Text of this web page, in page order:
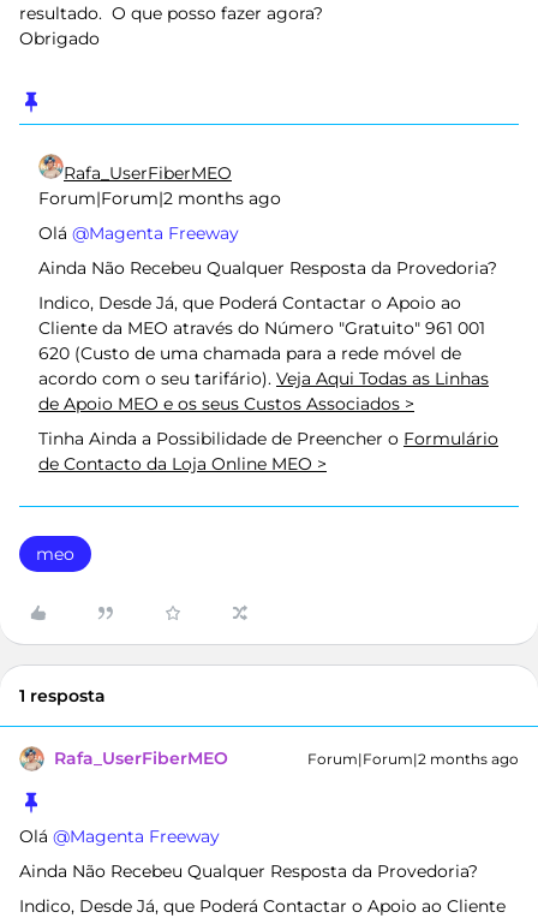
resultado. O que posso fazer agora?
Obrigado
Rafa_UserFiberMEO
Forum|Forum|2 months ago
Olá ​ @Magenta Freeway
Ainda Não Recebeu Qualquer Resposta da Provedoria?
Indico, Desde Já, que Poderá Contactar o Apoio ao
Cliente da MEO através do Número "Gratuito" 961 001
620 (Custo de uma chamada para a rede móvel de
acordo com o seu tarifário). Veja Aqui Todas as Linhas
de Apoio MEO e os seus Custos Associados >
Tinha Ainda a Possibilidade de Preencher o Formulário
de Contacto da Loja Online MEO >
meo
1 resposta
Rafa_UserFiberMEO Forum|Forum|2 months ago
Olá ​ @Magenta Freeway
Ainda Não Recebeu Qualquer Resposta da Provedoria?
Indico, Desde Já, que Poderá Contactar o Apoio ao Cliente